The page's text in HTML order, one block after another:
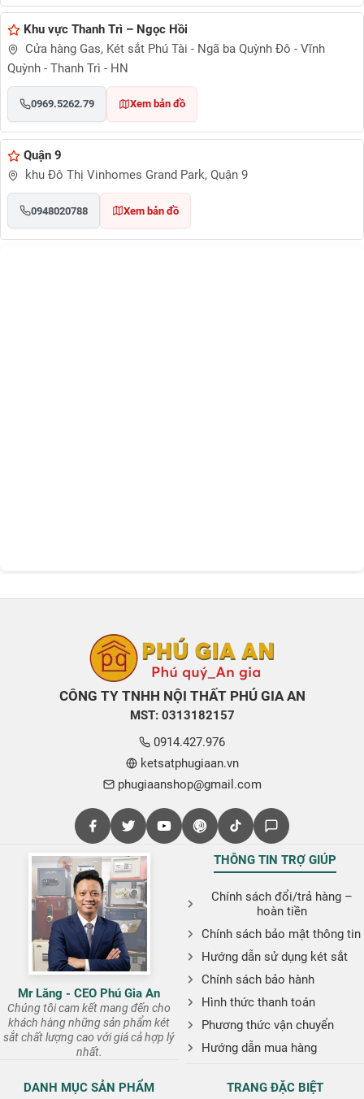
Khu vực Thanh Trì – Ngọc Hồi
Cửa hàng Gas, Két sắt Phú Tài - Ngã ba Quỳnh Đô - Vĩnh
Quỳnh - Thanh Trì - HN
0969.5262.79 Xem bản đồ
Quận 9
khu Đô Thị Vinhomes Grand Park, Quận 9
0948020788 Xem bản đồ
CÔNG TY TNHH NỘI THẤT PHÚ GIA AN
MST: 0313182157
0914.427.976
ketsatphugiaan.vn
phugiaanshop@gmail.com
Mr Lăng - CEO Phú Gia An
Chúng tôi cam kết mang đến cho
khách hàng những sản phẩm két
sắt chất lượng cao với giá cả hợp lý
nhất.
THÔNG TIN TRỢ GIÚP
Chính sách đổi/trả hàng –
hoàn tiền
Chính sách bảo mật thông tin
Hướng dẫn sử dụng két sắt
Chính sách bảo hành
Hình thức thanh toán
Phương thức vận chuyển
Hướng dẫn mua hàng
DANH MỤC SẢN PHẨM TRANG ĐẶC BIỆT